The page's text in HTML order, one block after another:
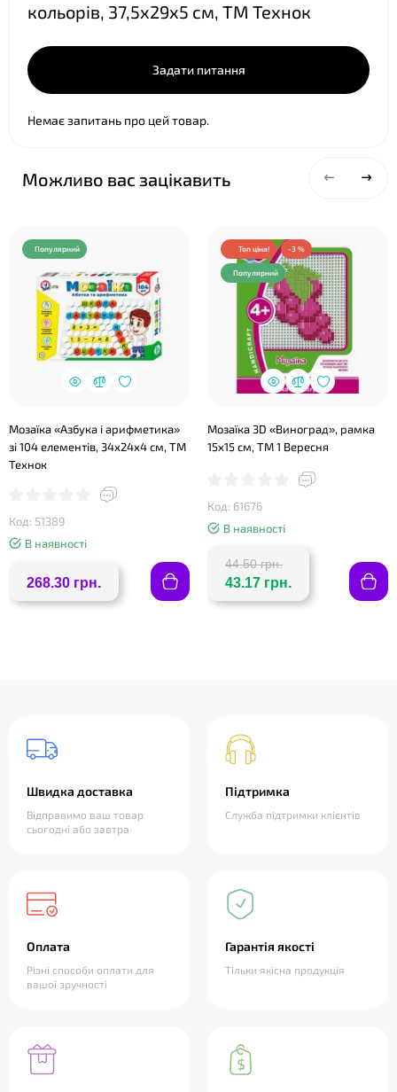
кольорів, 37,5х29х5 см, ТМ Технок
Задати питання
Немає запитань про цей товар.
Можливо вас зацікавить
Популярний
Мозаїка «Азбука і арифметика»
зі 104 елементів, 34х24х4 см, ТМ
Технок
Код: 51389
В наявності
268.30 грн.
Топ ціна! -3 %
Популярний
Мозаїка 3D «Виноград», рамка
15х15 см, ТМ 1 Вересня
Код: 61676
В наявності
44.50 грн.
43.17 грн.
Швидка доставка
Відправимо ваш товар
сьогодні або завтра
Підтримка
Служба підтримки клієнтів
Оплата
Різні способи оплати для
вашої зручності
Гарантія якості
Тільки якісна продукція